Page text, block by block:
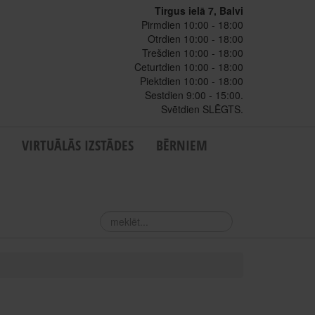
Tirgus ielā 7, Balvi
Pirmdien 10:00 - 18:00
Otrdien 10:00 - 18:00
Trešdien 10:00 - 18:00
Ceturtdien 10:00 - 18:00
Piektdien 10:00 - 18:00
Sestdien 9:00 - 15:00.
Svētdien SLĒGTS.
VIRTUĀLĀS IZSTĀDES BĒRNIEM
meklēt...